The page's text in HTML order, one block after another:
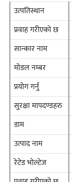
उत्पतिस्थान
प्रवाह गरीएको छ
सान्कार नाम
मोडल नम्बर
प्रयोग गर्नु
सुरक्षा मापदण्डहरु
डाम
उत्पाद नाम
रेटेड भोल्टेज